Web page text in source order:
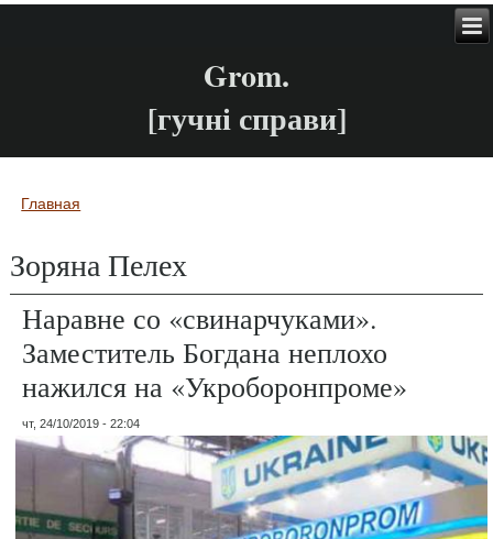
Grom.
[гучні справи]
Вы здесь
Главная
Зоряна Пелех
Наравне со «свинарчуками».
Заместитель Богдана неплохо
нажился на «Укроборонпроме»
чт, 24/10/2019 - 22:04